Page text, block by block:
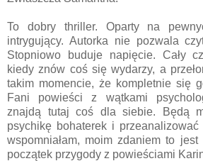
To dobry thriller. Oparty na
intrygujący. Autorka nie pozwala
Stopniowo buduje napięcie. Cały
kiedy znów coś się wydarzy, a
takim momencie, że kompletnie się
Fani powieści z wątkami
znajdą tutaj coś dla siebie. Będą
psychikę bohaterek i
wspomniałam, moim zdaniem to
początek przygody z powieściami